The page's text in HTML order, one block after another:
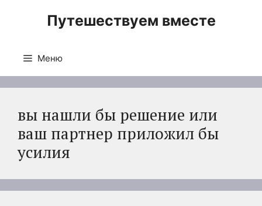
Путешествуем вместе
Меню
вы нашли бы решение или
ваш партнер приложил бы
усилия